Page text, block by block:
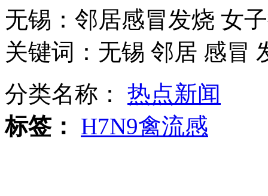
王毅强调中方三个“坚持”立场
杨千嬅夺影后 飙泪谢老公
无锡：邻居感冒发烧 女
关键词：无锡 邻居 感冒
分类名称： 热点新闻
标签：
H7N9禽流感